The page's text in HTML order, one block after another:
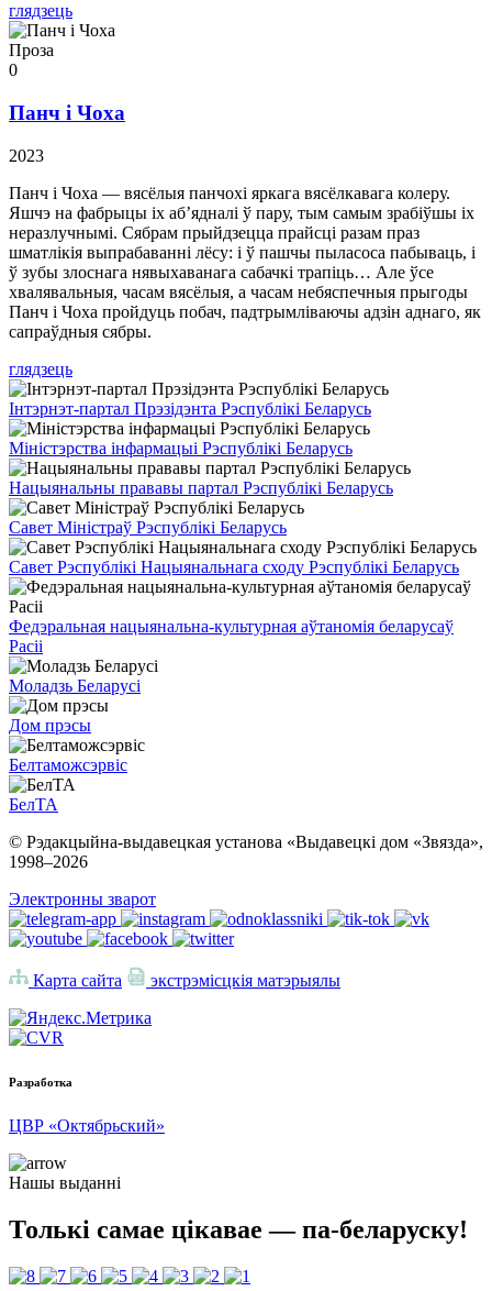
глядзець
Проза
0
Панч і Чоха
2023
Панч і Чоха — вясёлыя панчохі яркага вясёлкавага колеру.
Яшчэ на фабрыцы іх аб’ядналі ў пару, тым самым зрабіўшы іх
неразлучнымі. Сябрам прыйдзецца прайсці разам праз
шматлікія выпрабаванні лёсу: і ў пашчы пыласоса пабываць, і
ў зубы злоснага нявыхаванага сабачкі трапіць… Але ўсе
хвалявальныя, часам вясёлыя, а часам небяспечныя прыгоды
Панч і Чоха пройдуць побач, падтрымліваючы адзін аднаго, як
сапраўдныя сябры.
глядзець
Інтэрнэт-партал Прэзідэнта Рэспублікі Беларусь
Міністэрства інфармацыі Рэспублікі Беларусь
Нацыянальны прававы партал Рэспублікі Беларусь
Савет Міністраў Рэспублікі Беларусь
Савет Рэспублікі Нацыянальнага сходу Рэспублікі Беларусь
Федэральная нацыянальна-культурная аўтаномія беларусаў
Расіі
Моладзь Беларусі
Дом прэсы
Белтаможсэрвіс
БелТА
© Рэдакцыйна-выдавецкая установа «Выдавецкі дом «Звязда»,
1998–2026
Электронны зварот
Карта сайта экстрэмісцкія матэрыялы
Разработка
ЦВР «Октябрьский»
Нашы выданні
Толькі самае цікавае — па-беларуску!